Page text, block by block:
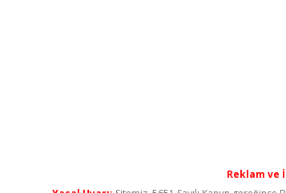
Reklam ve